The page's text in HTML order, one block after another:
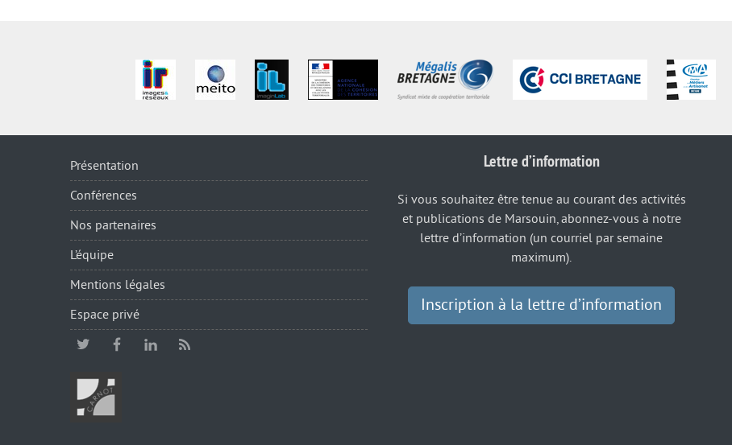
Présentation
Conférences
Nos partenaires
L’équipe
Mentions légales
Espace privé
Lettre d’information
Si vous souhaitez être tenue au courant des activités
et publications de Marsouin, abonnez-vous à notre
lettre d’information (un courriel par semaine
maximum).
Inscription à la lettre d’information